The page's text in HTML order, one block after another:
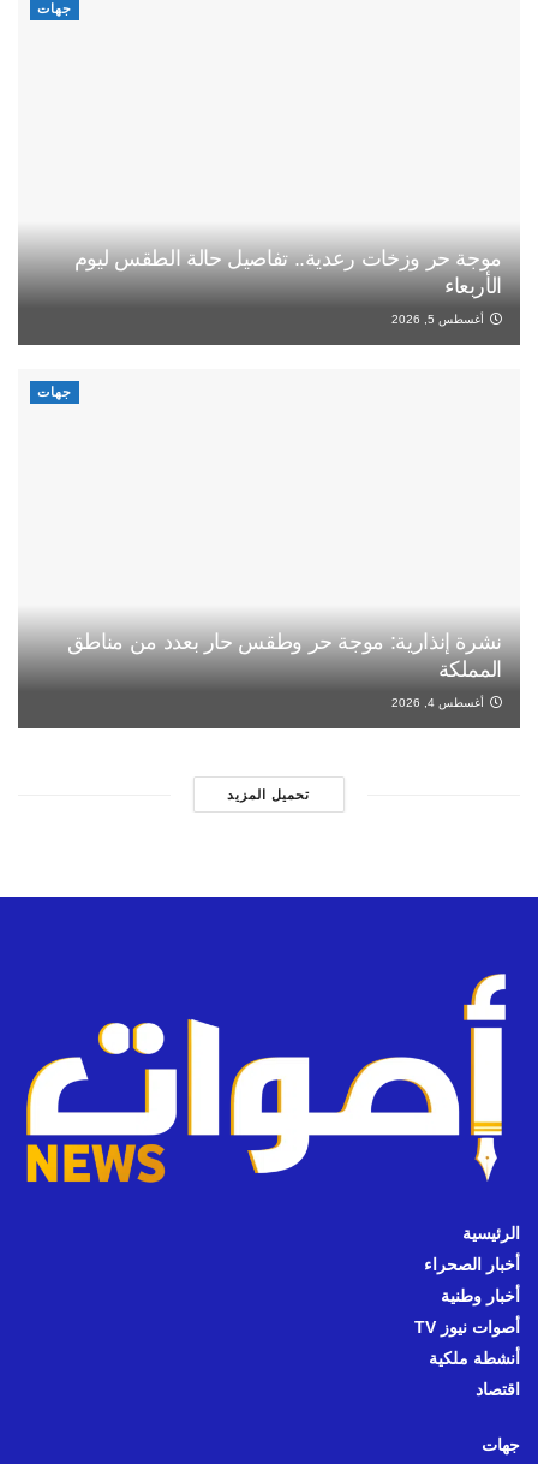
جهات
موجة حر وزخات رعدية.. تفاصيل حالة الطقس ليوم
الأربعاء
أغسطس 5, 2026
جهات
نشرة إنذارية: موجة حر وطقس حار بعدد من مناطق
المملكة
أغسطس 4, 2026
تحميل المزيد
الرئيسية
أخبار الصحراء
أخبار وطنية
أصوات نيوز TV
أنشطة ملكية
اقتصاد
جهات